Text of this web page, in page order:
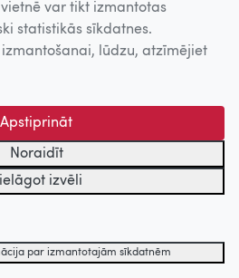
var tikt izmantotas
statistikās sīkdatnes.
izmantošanai, lūdzu, atzīmējiet
Apstiprināt
Noraidīt
izvēli
par izmantotajām sīkdatnēm